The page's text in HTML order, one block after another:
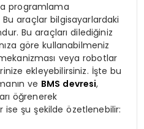
programlama
araçlar bilgisayarlardaki
Bu araçları dilediğiniz
göre kullanabilmeniz
veya robotlar
ekleyebilirsiniz. İşte bu
ve BMS devresi,
öğrenerek
şu şekilde özetlenebilir: